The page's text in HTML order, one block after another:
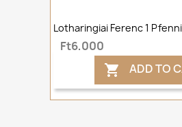
Lotharingiai Ferenc 1
Ft6,000
 ADD TO